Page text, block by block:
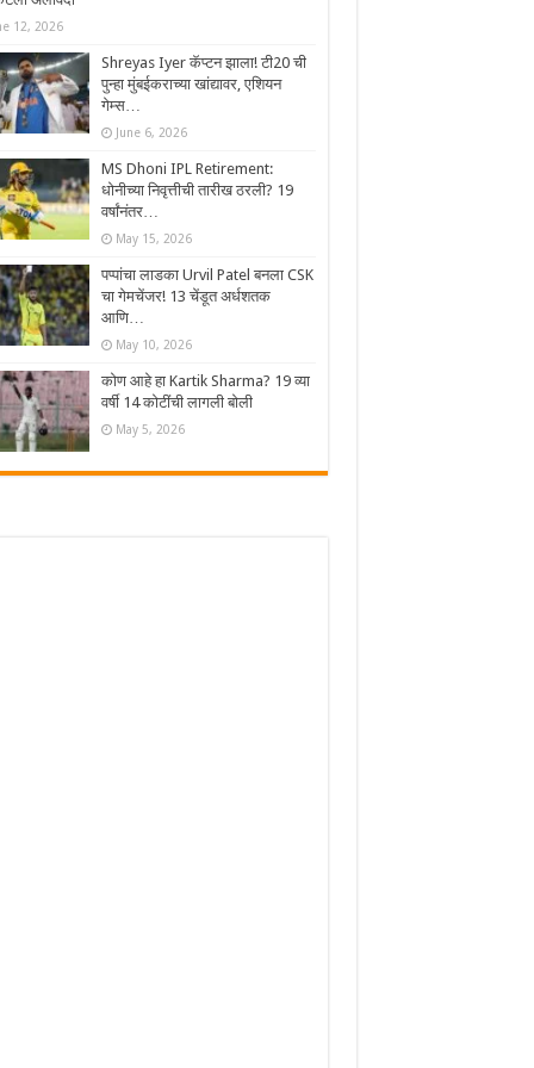
12, 2026
Shreyas Iyer कॅप्टन झाला! टी20 ची
पुन्हा मुंबईकराच्या खांद्यावर, एशियन
गेम्स…
June 6, 2026
MS Dhoni IPL Retirement:
धोनीच्या निवृत्तीची तारीख ठरली? 19
वर्षांनंतर…
May 15, 2026
पप्पांचा लाडका Urvil Patel बनला CSK
चा गेमचेंजर! 13 चेंडूत अर्धशतक
आणि…
May 10, 2026
कोण आहे हा Kartik Sharma? 19 व्या
वर्षी 14 कोटींची लागली बोली
May 5, 2026